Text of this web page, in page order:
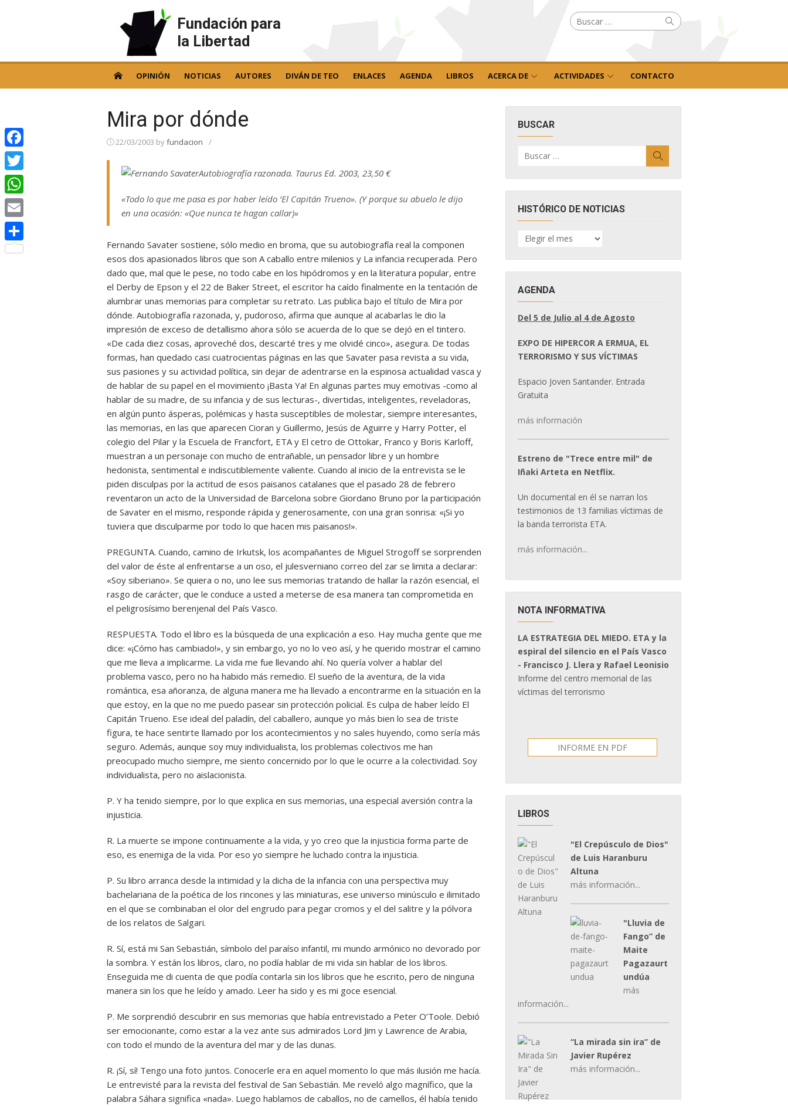
Fundación para
la Libertad
Buscar
por: Buscar
OPINIÓN NOTICIAS AUTORES DIVÁN DE TEO ENLACES AGENDA LIBROS ACERCA DE ACTIVIDADES CONTACTO
Mira por dónde
22/03/2003 byfundacion /
Autobiografía razonada. Taurus Ed. 2003, 23,50 €
«Todo lo que me pasa es por haber leído ‘El Capitán Trueno». (Y porque su abuelo le dijo
en una ocasión: «Que nunca te hagan callar)»
Fernando Savater sostiene, sólo medio en broma, que su autobiografía real la componen
esos dos apasionados libros que son A caballo entre milenios y La infancia recuperada. Pero
dado que, mal que le pese, no todo cabe en los hipódromos y en la literatura popular, entre
el Derby de Epson y el 22 de Baker Street, el escritor ha caído finalmente en la tentación de
alumbrar unas memorias para completar su retrato. Las publica bajo el título de Mira por
dónde. Autobiografía razonada, y, pudoroso, afirma que aunque al acabarlas le dio la
impresión de exceso de detallismo ahora sólo se acuerda de lo que se dejó en el tintero.
«De cada diez cosas, aproveché dos, descarté tres y me olvidé cinco», asegura. De todas
formas, han quedado casi cuatrocientas páginas en las que Savater pasa revista a su vida,
sus pasiones y su actividad política, sin dejar de adentrarse en la espinosa actualidad vasca y
de hablar de su papel en el movimiento ¡Basta Ya! En algunas partes muy emotivas -como al
hablar de su madre, de su infancia y de sus lecturas-, divertidas, inteligentes, reveladoras,
en algún punto ásperas, polémicas y hasta susceptibles de molestar, siempre interesantes,
las memorias, en las que aparecen Cioran y Guillermo, Jesús de Aguirre y Harry Potter, el
colegio del Pilar y la Escuela de Francfort, ETA y El cetro de Ottokar, Franco y Boris Karloff,
muestran a un personaje con mucho de entrañable, un pensador libre y un hombre
hedonista, sentimental e indiscutiblemente valiente. Cuando al inicio de la entrevista se le
piden disculpas por la actitud de esos paisanos catalanes que el pasado 28 de febrero
reventaron un acto de la Universidad de Barcelona sobre Giordano Bruno por la participación
de Savater en el mismo, responde rápida y generosamente, con una gran sonrisa: «¡Si yo
tuviera que disculparme por todo lo que hacen mis paisanos!».
PREGUNTA. Cuando, camino de Irkutsk, los acompañantes de Miguel Strogoff se sorprenden
del valor de éste al enfrentarse a un oso, el julesverniano correo del zar se limita a declarar:
«Soy siberiano». Se quiera o no, uno lee sus memorias tratando de hallar la razón esencial, el
rasgo de carácter, que le conduce a usted a meterse de esa manera tan comprometida en
el peligrosísimo berenjenal del País Vasco.
RESPUESTA. Todo el libro es la búsqueda de una explicación a eso. Hay mucha gente que me
dice: «¡Cómo has cambiado!», y sin embargo, yo no lo veo así, y he querido mostrar el camino
que me lleva a implicarme. La vida me fue llevando ahí. No quería volver a hablar del
problema vasco, pero no ha habido más remedio. El sueño de la aventura, de la vida
romántica, esa añoranza, de alguna manera me ha llevado a encontrarme en la situación en la
que estoy, en la que no me puedo pasear sin protección policial. Es culpa de haber leído El
Capitán Trueno. Ese ideal del paladín, del caballero, aunque yo más bien lo sea de triste
figura, te hace sentirte llamado por los acontecimientos y no sales huyendo, como sería más
seguro. Además, aunque soy muy individualista, los problemas colectivos me han
preocupado mucho siempre, me siento concernido por lo que le ocurre a la colectividad. Soy
individualista, pero no aislacionista.
P. Y ha tenido siempre, por lo que explica en sus memorias, una especial aversión contra la
injusticia.
R. La muerte se impone continuamente a la vida, y yo creo que la injusticia forma parte de
eso, es enemiga de la vida. Por eso yo siempre he luchado contra la injusticia.
P. Su libro arranca desde la intimidad y la dicha de la infancia con una perspectiva muy
bachelariana de la poética de los rincones y las miniaturas, ese universo minúsculo e ilimitado
en el que se combinaban el olor del engrudo para pegar cromos y el del salitre y la pólvora
de los relatos de Salgari.
R. Sí, está mi San Sebastián, símbolo del paraíso infantil, mi mundo armónico no devorado por
la sombra. Y están los libros, claro, no podía hablar de mi vida sin hablar de los libros.
Enseguida me di cuenta de que podía contarla sin los libros que he escrito, pero de ninguna
manera sin los que he leído y amado. Leer ha sido y es mi goce esencial.
P. Me sorprendió descubrir en sus memorias que había entrevistado a Peter O’Toole. Debió
ser emocionante, como estar a la vez ante sus admirados Lord Jim y Lawrence de Arabia,
con todo el mundo de la aventura del mar y de las dunas.
R. ¡Sí, sí! Tengo una foto juntos. Conocerle era en aquel momento lo que más ilusión me hacía.
Le entrevisté para la revista del festival de San Sebastián. Me reveló algo magnífico, que la
palabra Sáhara significa «nada». Luego hablamos de caballos, no de camellos, él había tenido
BUSCAR
por:
HISTÓRICO DE NOTICIAS
HISTÓRICO
DE
AGENDA
Del 5 de Julio al 4 de Agosto
EXPO DE HIPERCOR A ERMUA, EL
TERRORISMO Y SUS VÍCTIMAS
Espacio Joven Santander. Entrada
Gratuita
más información
Estreno de "Trece entre mil" de
Iñaki Arteta en Netflix.
Un documental en él se narran los
testimonios de 13 familias víctimas de
la banda terrorista ETA.
más información...
NOTA INFORMATIVA
LA ESTRATEGIA DEL MIEDO. ETA y la
espiral del silencio en el País Vasco
- Francisco J. Llera y Rafael Leonisio
Informe del centro memorial de las
víctimas del terrorismo
INFORME EN PDF
LIBROS
"El Crepúsculo de Dios"
de Luis Haranburu
Altuna
más información...
"Lluvia de
Fango” de
Maite
Pagazaurt
undúa
más
información...
“La mirada sin ira” de
Javier Rupérez
más información...
Facebook
Twitter
WhatsApp
Email
Compartir